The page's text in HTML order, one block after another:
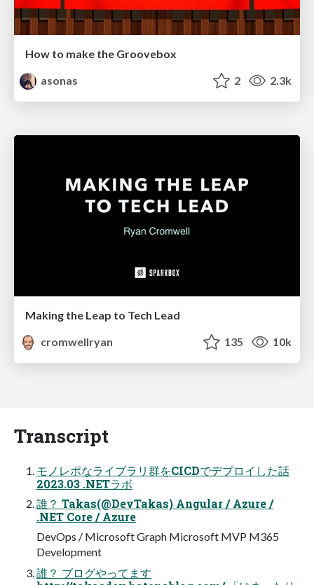
How to make the Groovebox
asonas
2 2.3k
Making the Leap to Tech Lead
cromwellryan
135 10k
Transcript
モノレポなライブラリ群をCICDでデプロイした話
2023.03 .NETラボ
誰？ Takas(@DevTakas) Angular / Azure /
.NET Core / Azure
DevOps / Microsoft Graph Microsoft MVP M365
Development
誰？ ブログやってます